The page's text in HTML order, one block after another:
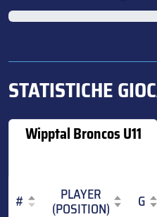
STATISTICHE
Wipptal Broncos U11
# PLAYER
(POSITION) G